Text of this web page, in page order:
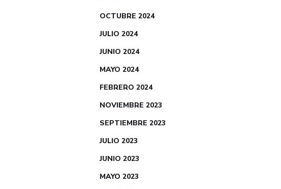
OCTUBRE 2024
JULIO 2024
JUNIO 2024
MAYO 2024
FEBRERO 2024
NOVIEMBRE 2023
SEPTIEMBRE 2023
JULIO 2023
JUNIO 2023
MAYO 2023